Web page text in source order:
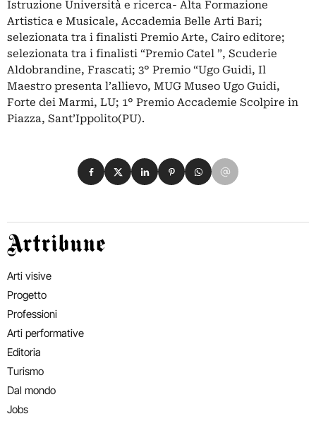
Istruzione Università e ricerca- Alta Formazione
Artistica e Musicale, Accademia Belle Arti Bari;
selezionata tra i finalisti Premio Arte, Cairo editore;
selezionata tra i finalisti “Premio Catel ”, Scuderie
Aldobrandine, Frascati; 3° Premio “Ugo Guidi, Il
Maestro presenta l’allievo, MUG Museo Ugo Guidi,
Forte dei Marmi, LU; 1° Premio Accademie Scolpire in
Piazza, Sant’Ippolito(PU).
Condividi su Facebook
Condividi su X
Condividi su LinkedIn
Condividi su Pinterest
Condividi su WhatsApp
Condividi su Email
Artribune
Arti visive
Progetto
Professioni
Arti performative
Editoria
Turismo
Dal mondo
Jobs